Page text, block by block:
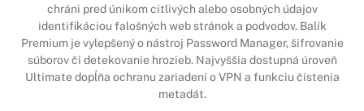
chráni pred únikom citlivých alebo osobných údajov
identifikáciou falošných web stránok a podvodov. Balík
Premium je vylepšený o nástroj Password Manager, šifrovanie
súborov či detekovanie hrozieb. Najvyššia dostupná úroveň
Ultimate dopĺňa ochranu zariadení o VPN a funkciu čistenia
metadát.